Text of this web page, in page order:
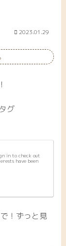
2023.01.29
グ
in to check out
have been
！ずっと見